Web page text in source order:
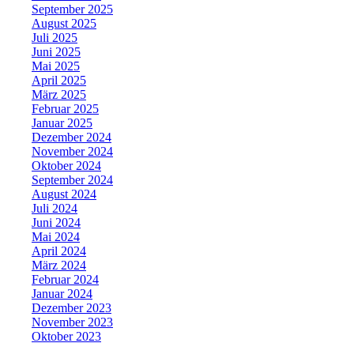
September 2025
August 2025
Juli 2025
Juni 2025
Mai 2025
April 2025
März 2025
Februar 2025
Januar 2025
Dezember 2024
November 2024
Oktober 2024
September 2024
August 2024
Juli 2024
Juni 2024
Mai 2024
April 2024
März 2024
Februar 2024
Januar 2024
Dezember 2023
November 2023
Oktober 2023